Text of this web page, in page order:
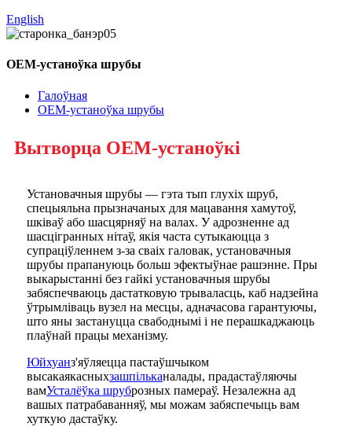
English
OEM-устаноўка шрубы
Галоўная
OEM-устаноўка шрубы
Вытворца OEM-устаноўкі
Установачныя шрубы — гэта тып глухіх шруб,
спецыяльна прызначаных для мацавання хамутоў,
шківаў або шасцярняў на валах. У адрозненне ад
шасцігранных нітаў, якія часта сутыкаюцца з
супраціўленнем з-за сваіх галовак, установачныя
шрубы прапануюць больш эфектыўнае рашэнне. Пры
выкарыстанні без гайкі установачныя шрубы
забяспечваюць дастатковую трываласць, каб надзейна
ўтрымліваць вузел на месцы, адначасова гарантуючы,
што яны застануцца свабоднымі і не перашкаджаюць
плаўнай працы механізму.
Юйхуанз'яўляецца пастаўшчыком
высакаякасныхзашпільканалады, прадастаўляючы
вамУсталёўка шруброзных памераў. Незалежна ад
вашых патрабаванняў, мы можам забяспечыць вам
хуткую дастаўку.